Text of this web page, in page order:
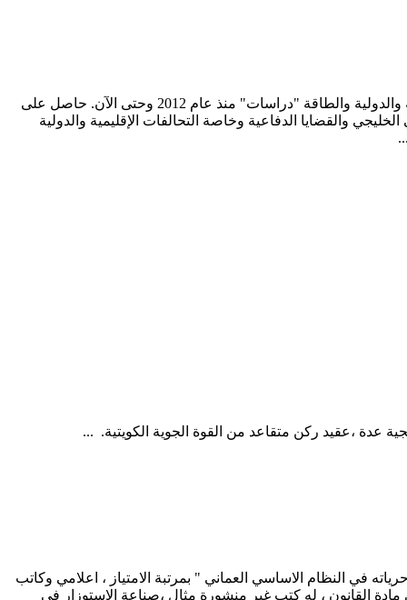
الدكتور أشرف كشك مدير برنامج الدراسات الاستراتيجية والدولية ومدير تحرير دورية" دراسات" بمركز البحرين للدراسات الاستراتيجية والدولية والطاقة "دراسات" منذ عام 2012 وحتى الآن. حاصل على
والقضايا الدفاعية وخاصة التحالفات الإقليمية والدولية
عدة ،عقيد ركن متقاعد من القوة الجوية الكويتية. ...
في النظام الاساسي العماني " بمرتبة الامتياز ، اعلامي وكاتب
القانون ، له كتب غير منشورة مثال ،صناعة الاستوزار في